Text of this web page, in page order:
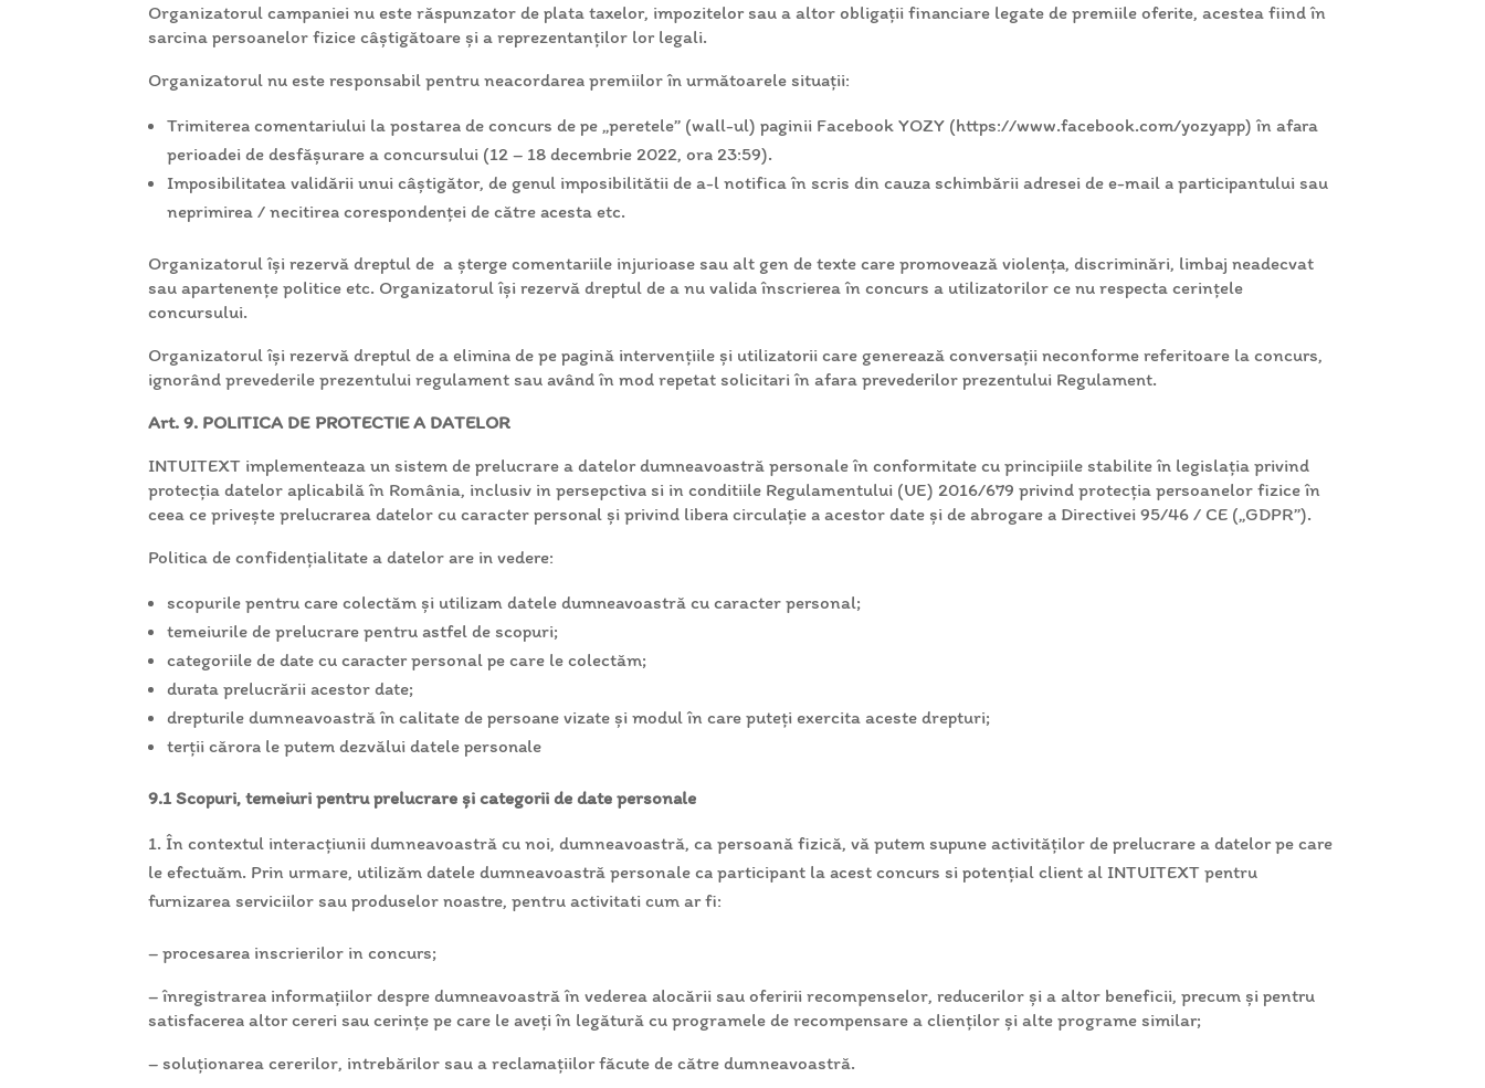
Organizatorul campaniei nu este răspunzator de plata taxelor, impozitelor sau a altor obligații financiare legate de premiile oferite, acestea fiind în
sarcina persoanelor fizice câștigătoare și a reprezentanților lor legali.
Organizatorul nu este responsabil pentru neacordarea premiilor în următoarele situații:
Trimiterea comentariului la postarea de concurs de pe „peretele” (wall-ul) paginii Facebook YOZY (https://www.facebook.com/yozyapp) în afara
perioadei de desfășurare a concursului (12 – 18 decembrie 2022, ora 23:59).
Imposibilitatea validării unui câștigător, de genul imposibilitătii de a-l notifica în scris din cauza schimbării adresei de e-mail a participantului sau
neprimirea / necitirea corespondenței de către acesta etc.
Organizatorul își rezervă dreptul de a șterge comentariile injurioase sau alt gen de texte care promovează violența, discriminări, limbaj neadecvat
sau apartenențe politice etc. Organizatorul își rezervă dreptul de a nu valida înscrierea în concurs a utilizatorilor ce nu respecta cerințele
concursului.
Organizatorul își rezervă dreptul de a elimina de pe pagină intervențiile și utilizatorii care generează conversații neconforme referitoare la concurs,
ignorând prevederile prezentului regulament sau având în mod repetat solicitari în afara prevederilor prezentului Regulament.
Art. 9. POLITICA DE PROTECTIE A DATELOR
INTUITEXT implementeaza un sistem de prelucrare a datelor dumneavoastră personale în conformitate cu principiile stabilite în legislația privind
protecția datelor aplicabilă în România, inclusiv in persepctiva si in conditiile Regulamentului (UE) 2016/679 privind protecția persoanelor fizice în
ceea ce privește prelucrarea datelor cu caracter personal și privind libera circulație a acestor date și de abrogare a Directivei 95/46 / CE („GDPR”).
Politica de confidențialitate a datelor are in vedere:
scopurile pentru care colectăm și utilizam datele dumneavoastră cu caracter personal;
temeiurile de prelucrare pentru astfel de scopuri;
categoriile de date cu caracter personal pe care le colectăm;
durata prelucrării acestor date;
drepturile dumneavoastră în calitate de persoane vizate și modul în care puteți exercita aceste drepturi;
terții cărora le putem dezvălui datele personale
9.1 Scopuri, temeiuri pentru prelucrare și categorii de date personale
În contextul interacțiunii dumneavoastră cu noi, dumneavoastră, ca persoană fizică, vă putem supune activităților de prelucrare a datelor pe care
le efectuăm. Prin urmare, utilizăm datele dumneavoastră personale ca participant la acest concurs si potențial client al INTUITEXT pentru
furnizarea serviciilor sau produselor noastre, pentru activitati cum ar fi:
– procesarea inscrierilor in concurs;
– înregistrarea informațiilor despre dumneavoastră în vederea alocării sau oferirii recompenselor, reducerilor şi a altor beneficii, precum şi pentru
satisfacerea altor cereri sau cerinţe pe care le aveţi în legătură cu programele de recompensare a clienților și alte programe similar;
– soluţionarea cererilor, intrebărilor sau a reclamaţiilor făcute de către dumneavoastră.